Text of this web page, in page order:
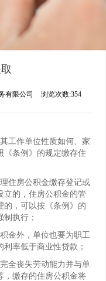
有限公司 浏览次数:354
工作单位性质如何、家
《条例》的规定缴存住
住房公积金缴存登记或
立的，住房公积金的管
的，可以按《条例》的
执行；
金外，单位也要为职工
率低于商业性贷款；
全丧失劳动能力并与单
，缴存的住房公积金将